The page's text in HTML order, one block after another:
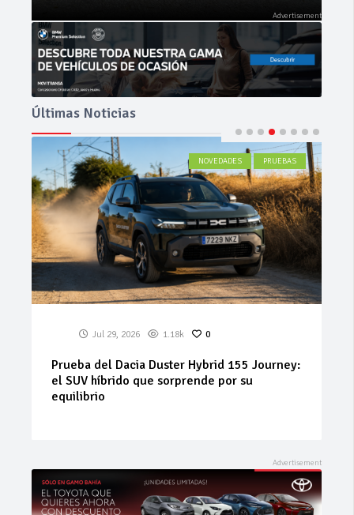
Últimas Noticias
ACTUALIDAD
Jul 27, 2026 558 0
Neumáticos de ocasión: la alternativa
inteligente para ahorrar sin renunciar a la
seguridad